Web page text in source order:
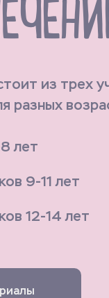
из трех
разных
лет
9-11 лет
12-14 лет